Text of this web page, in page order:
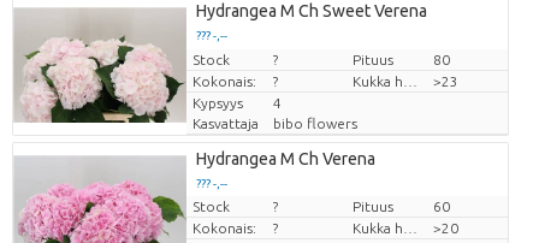
Hydrangea M Ch Sweet Verena
??? -,--
Hinta per kappale
Stock ? Pituus
80
Kokonais:
?
>23
Kypsyys
4
Kasvattaja
bibo flowers
Hydrangea M Ch Verena
??? -,--
Hinta per kappale
Stock ? Pituus
60
Kokonais:
?
>20